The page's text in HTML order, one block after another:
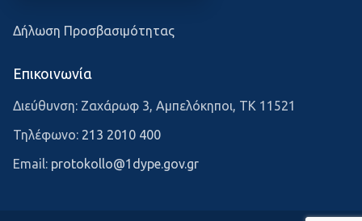
Δήλωση Προσβασιμότητας
Επικοινωνία
Διεύθυνση: Ζαχάρωφ 3, Αμπελόκηποι, ΤΚ 11521
Τηλέφωνο: 213 2010 400
Email: protokollo@1dype.gov.gr